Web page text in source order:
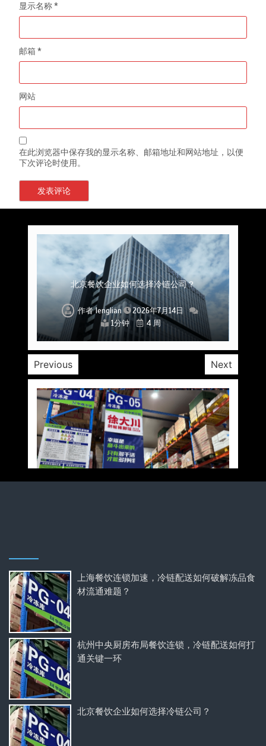
显示名称*
邮箱*
网站
在此浏览器中保存我的显示名称、邮箱地址和网站地址，以便
下次评论时使用。
上海餐饮连锁加速，冷链配送如何破解冻品食材
流通难题？
作者lenglian
2026年7月14日
1分钟
4 周
杭州中央厨房布局餐饮连锁，冷链配送如何打通
关键一环
作者lenglian
2026年7月14日
1分钟
4 周
北京餐饮企业如何选择冷链公司？
作者lenglian
2026年7月14日
1分钟
4 周
深圳冷链物流如何护航餐饮连锁？冻品食材流通
全解析
作者lenglian
2026年7月14日
1分钟
4 周
北京餐饮仓配一体化的核心价值与落地实践解析
作者lenglian
2026年7月14日
1分钟
4 周
武汉冻品配送三要素：控温、时效、低成本如何
兼得？
作者lenglian
2026年7月14日
1分钟
4 周
重庆冷链布局解冻食材运输密码，餐饮连锁如何
稳控品质？
作者lenglian
2026年7月14日
1分钟
4 周
Previous Next
上海餐饮连锁加速，冷链配送如何破解冻品食
材流通难题？
杭州中央厨房布局餐饮连锁，冷链配送如何打
通关键一环
北京餐饮企业如何选择冷链公司？